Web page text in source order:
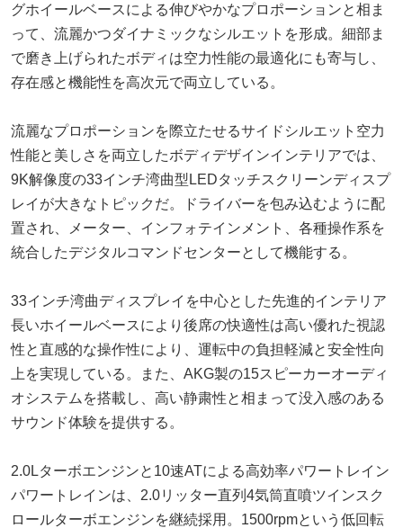
グホイールベースによる伸びやかなプロポーションと相ま
って、流麗かつダイナミックなシルエットを形成。細部ま
で磨き上げられたボディは空力性能の最適化にも寄与し、
存在感と機能性を高次元で両立している。
流麗なプロポーションを際立たせるサイドシルエット空力
性能と美しさを両立したボディデザインインテリアでは、
9K解像度の33インチ湾曲型LEDタッチスクリーンディスプ
レイが大きなトピックだ。ドライバーを包み込むように配
置され、メーター、インフォテインメント、各種操作系を
統合したデジタルコマンドセンターとして機能する。
33インチ湾曲ディスプレイを中心とした先進的インテリア
長いホイールベースにより後席の快適性は高い優れた視認
性と直感的な操作性により、運転中の負担軽減と安全性向
上を実現している。また、AKG製の15スピーカーオーディ
オシステムを搭載し、高い静粛性と相まって没入感のある
サウンド体験を提供する。
2.0Lターボエンジンと10速ATによる高効率パワートレイン
パワートレインは、2.0リッター直列4気筒直噴ツインスク
ロールターボエンジンを継続採用。1500rpmという低回転